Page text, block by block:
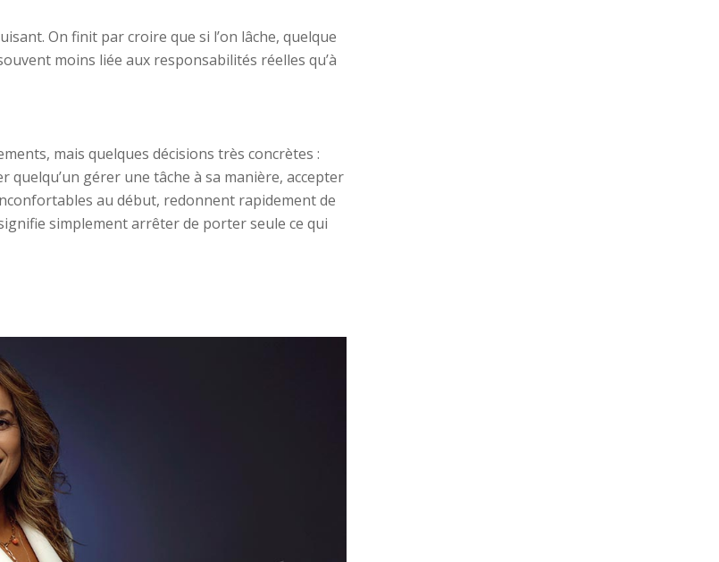
On finit par croire que si l’on lâche, quelque
moins liée aux responsabilités réelles qu’à
mais quelques décisions très concrètes :
gérer une tâche à sa manière, accepter
au début, redonnent rapidement de
simplement arrêter de porter seule ce qui